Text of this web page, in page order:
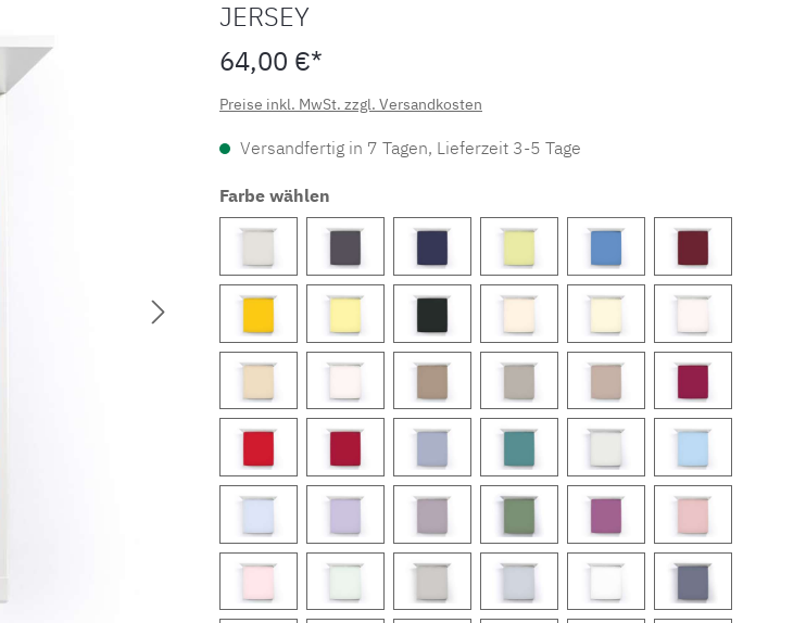
JERSEY
64,00 €*
Preise inkl. MwSt. zzgl. Versandkosten
Versandfertig in 7 Tagen, Lieferzeit 3-5 Tage
Farbe wählen